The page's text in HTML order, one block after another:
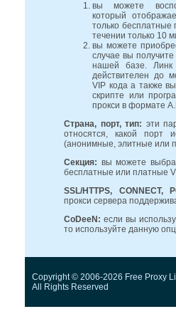
вы можете
который
только бесплатные
течении только 10
вы можете
случае вы
нашей базе. Линк
действителен до
VIP кода а также
скрипте или
прокси в формате
Страна, порт, тип: эти
относятся, какой порт
(анонимные, элитные или
Секция: вы можете
бесплатные или платные
SSL/HTTPS, CONNECT,
прокси сервера
CoDeeN: если вы
то используйте данную
Copyright © 2006-2026 Free Proxy
All Rights Reserved